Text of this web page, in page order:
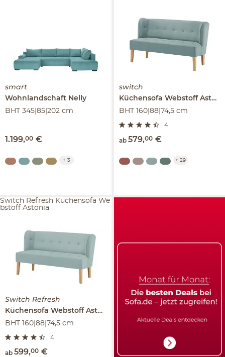
smart
Wohnlandschaft Nelly
BHT 345|85|202 cm
1.199,00 €
+ 3
switch
Küchensofa Webstoff Astonia
BHT 160|88|74,5 cm
4
ab 579,00 €
+ 29
Switch Refresh
Küchensofa Webstoff Astonia
BHT 160|88|74,5 cm
4
ab 599,00 €
Switch Refresh Küchensofa We
bstoff Astonia